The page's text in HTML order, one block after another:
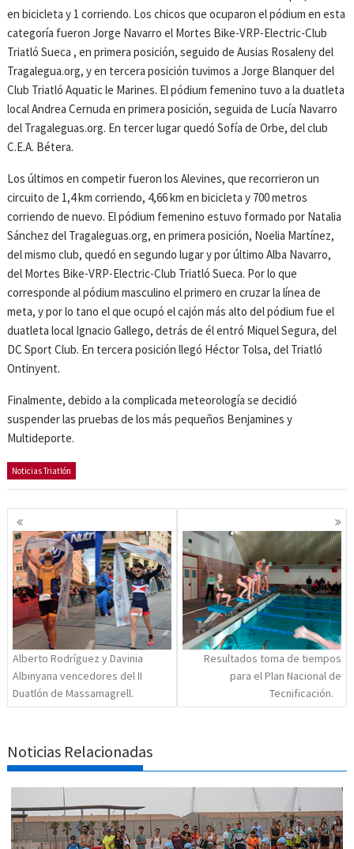
en bicicleta y 1 corriendo. Los chicos que ocuparon el pódium en esta
categoría fueron Jorge Navarro el Mortes Bike-VRP-Electric-Club
Triatló Sueca , en primera posición, seguido de Ausias Rosaleny del
Tragalegua.org, y en tercera posición tuvimos a Jorge Blanquer del
Club Triatló Aquatic le Marines. El pódium femenino tuvo a la duatleta
local Andrea Cernuda en primera posición, seguida de Lucía Navarro
del Tragaleguas.org. En tercer lugar quedó Sofía de Orbe, del club
C.E.A. Bétera.
Los últimos en competir fueron los Alevines, que recorrieron un
circuito de 1,4 km corriendo, 4,66 km en bicicleta y 700 metros
corriendo de nuevo. El pódium femenino estuvo formado por Natalia
Sánchez del Tragaleguas.org, en primera posición, Noelia Martínez,
del mismo club, quedó en segundo lugar y por último Alba Navarro,
del Mortes Bike-VRP-Electric-Club Triatló Sueca. Por lo que
corresponde al pódium masculino el primero en cruzar la línea de
meta, y por lo tano el que ocupó el cajón más alto del pódium fue el
duatleta local Ignacio Gallego, detrás de él entró Miquel Segura, del
DC Sport Club. En tercera posición llegó Héctor Tolsa, del Triatló
Ontinyent.
Finalmente, debido a la complicada meteorología se decidió
suspender las pruebas de los más pequeños Benjamines y
Multideporte.
Noticias Triatlón
Navegación
de
entradas
Alberto Rodríguez y Davinia
Albinyana vencedores del II
Duatlón de Massamagrell.
Resultados toma de tiempos
para el Plan Nacional de
Tecnificación.
Noticias Relacionadas